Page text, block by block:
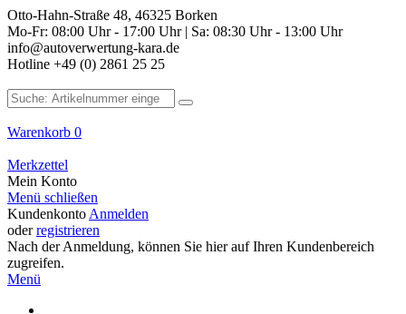
Otto-Hahn-Straße 48, 46325 Borken
Mo-Fr: 08:00 Uhr - 17:00 Uhr | Sa: 08:30 Uhr - 13:00 Uhr
info@autoverwertung-kara.de
Hotline +49 (0) 2861 25 25
Warenkorb 0
Merkzettel
Mein Konto
Menü schließen
Kundenkonto Anmelden
oderregistrieren
Nach der Anmeldung, können Sie hier auf Ihren Kundenbereich
zugreifen.
Menü